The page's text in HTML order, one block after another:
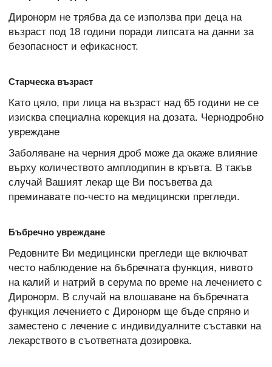
Диронорм не трябва да се използва при деца на
възраст под 18 години поради липсата на данни за
безопасност и ефикасност.
Старческа възраст
Като цяло, при лица на възраст над 65 години не се
изисква специална корекция на дозата. Чернодробно
увреждане
Заболяване на черния дроб може да окаже влияние
върху количеството амплодипин в кръвта. В такъв
случай Вашият лекар ще Ви посъветва да
преминавате по-често на медицински прегледи.
Бъбречно увреждане
Редовните Ви медицински прегледи ще включват
често наблюдение на бъбречната функция, нивото
на калий и натрий в серума по време на лечението с
Диронорм. В случай на влошаване на бъбречната
функция лечението с Диронорм ще бъде спряно и
заместено с лечение с индивидуалните съставки на
лекарството в съответната дозировка.